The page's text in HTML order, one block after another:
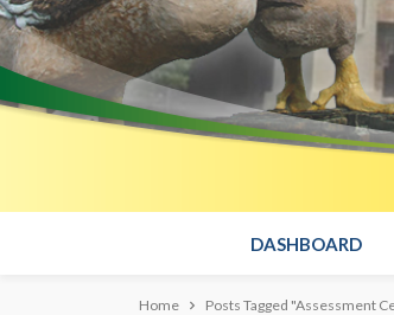
DASHBOARD
Home Posts Tagged "Assessment